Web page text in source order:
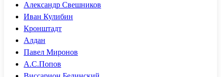
Александр Свешников
Иван Кулибин
Кронштадт
Алдан
Павел Миронов
А.С.Попов